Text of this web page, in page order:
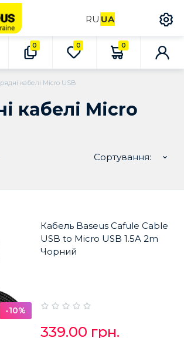
RU UA
0 0 0
кабелі Micro USB
кабелі Micro
Сортування:
-10%
Кабель Baseus Cafule Cable
USB to Micro USB 1.5A 2m
Чорний
339.00 грн.